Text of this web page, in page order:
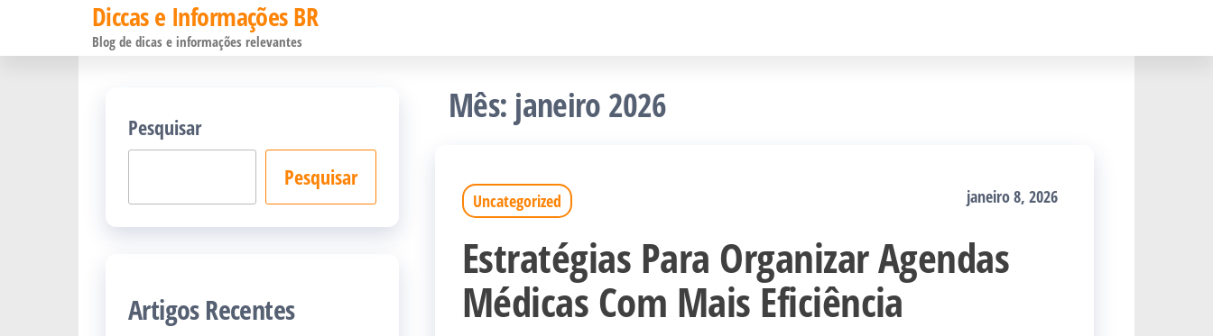
para
Diccas e Informações BR
Blog de dicas e informações relevantes
Mês: janeiro 2026
Uncategorized janeiro 8, 2026
Estratégias Para Organizar Agendas
Médicas Com Mais Eficiência
Pesquisar
Pesquisar
Artigos Recentes